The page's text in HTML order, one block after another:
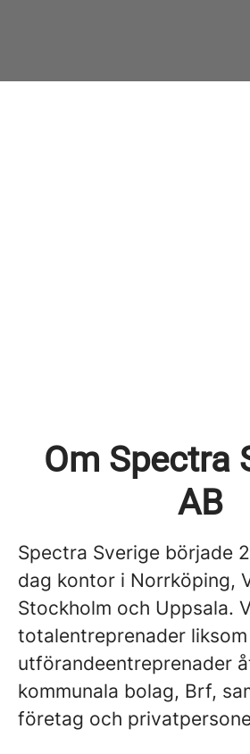
Om Spectra
AB
Spectra Sverige började
dag kontor i Norrköping,
Stockholm och Uppsala.
totalentreprenader liksom
utförandeentreprenader
kommunala bolag, Brf,
företag och